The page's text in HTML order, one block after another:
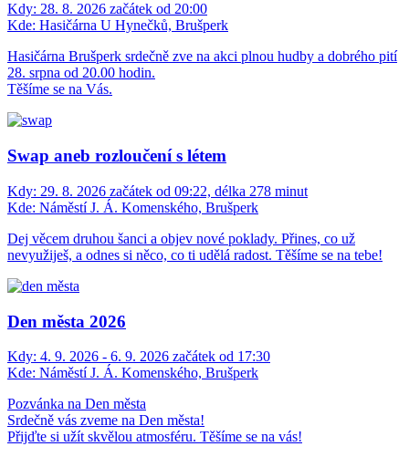
Kdy: 28. 8. 2026 začátek od 20:00
Kde: Hasičárna U Hynečků, Brušperk
Hasičárna Brušperk srdečně zve na akci plnou hudby a dobrého pití
28. srpna od 20.00 hodin.
Těšíme se na Vás.
Swap aneb rozloučení s létem
Kdy: 29. 8. 2026 začátek od 09:22, délka 278 minut
Kde: Náměstí J. Á. Komenského, Brušperk
Dej věcem druhou šanci a objev nové poklady. Přines, co už
nevyužiješ, a odnes si něco, co ti udělá radost. Těšíme se na tebe!
Den města 2026
Kdy: 4. 9. 2026 - 6. 9. 2026 začátek od 17:30
Kde: Náměstí J. Á. Komenského, Brušperk
Pozvánka na Den města
Srdečně vás zveme na Den města!
Přijďte si užít skvělou atmosféru. Těšíme se na vás!